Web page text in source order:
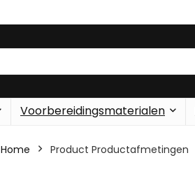
Voorbereidingsmaterialen
Home Product Productafmetingen